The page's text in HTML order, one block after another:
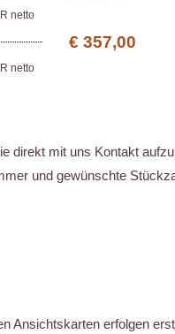
netto
€ 357,00
netto
direkt mit uns Kontakt
und gewünschte
Ansichtskarten erfolgen